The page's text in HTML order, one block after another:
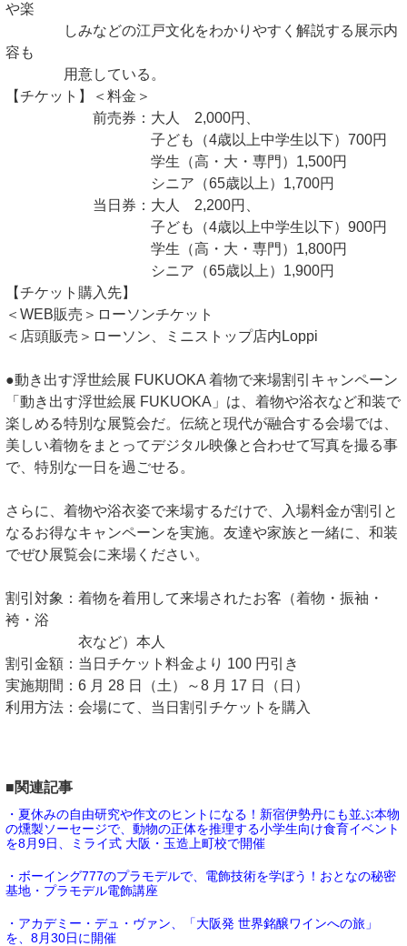
や楽
しみなどの江戸文化をわかりやすく解説する展示内
容も
用意している。
【チケット】＜料金＞
前売券：大人 2,000円、
子ども（4歳以上中学生以下）700円
学生（高・大・専門）1,500円
シニア（65歳以上）1,700円
当日券：大人 2,200円、
子ども（4歳以上中学生以下）900円
学生（高・大・専門）1,800円
シニア（65歳以上）1,900円
【チケット購入先】
＜WEB販売＞ローソンチケット
＜店頭販売＞ローソン、ミニストップ店内Loppi
●動き出す浮世絵展 FUKUOKA 着物で来場割引キャンペーン
「動き出す浮世絵展 FUKUOKA」は、着物や浴衣など和装で
楽しめる特別な展覧会だ。伝統と現代が融合する会場では、
美しい着物をまとってデジタル映像と合わせて写真を撮る事
で、特別な一日を過ごせる。
さらに、着物や浴衣姿で来場するだけで、入場料金が割引と
なるお得なキャンペーンを実施。友達や家族と一緒に、和装
でぜひ展覧会に来場ください。
割引対象：着物を着用して来場されたお客（着物・振袖・
袴・浴
衣など）本人
割引金額：当日チケット料金より 100 円引き
実施期間：6 月 28 日（土）～8 月 17 日（日）
利用方法：会場にて、当日割引チケットを購入
■関連記事
・夏休みの自由研究や作文のヒントになる！新宿伊勢丹にも並ぶ本物
の燻製ソーセージで、動物の正体を推理する小学生向け食育イベント
を8月9日、ミライ式 大阪・玉造上町校で開催
・ボーイング777のプラモデルで、電飾技術を学ぼう！おとなの秘密
基地・プラモデル電飾講座
・アカデミー・デュ・ヴァン、「大阪発 世界銘醸ワインへの旅」
を、8月30日に開催